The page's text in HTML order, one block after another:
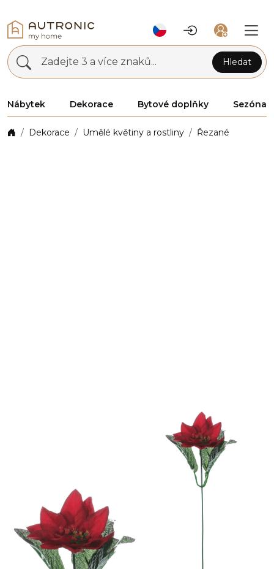
Zadejte 3 a více znaků... Hledat
Nábytek Dekorace Bytové doplňky Sezóna
Dekorace Umělé květiny a rostliny Řezané